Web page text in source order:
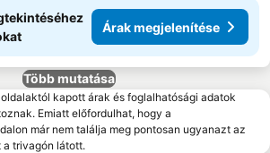
Árak megjelenítése
Több mutatása
kapott árak és foglalhatósági adatok
Emiatt előfordulhat, hogy a
már nem találja meg pontosan ugyanazt az
a trivagón látott.